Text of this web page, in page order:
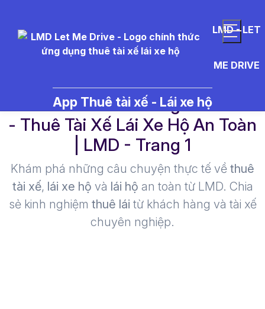
LMD - LET
ME DRIVE
App Thuê tài xế - Lái xe hộ
- Thuê Tài Xế Lái Xe Hộ An Toàn
| LMD - Trang 1​
Khám phá những câu chuyện thực tế về thuê
tài xế, lái xe hộ và lái hộ an toàn từ LMD. Chia
sẻ kinh nghiệm thuê lái từ khách hàng và tài xế
chuyên nghiệp.